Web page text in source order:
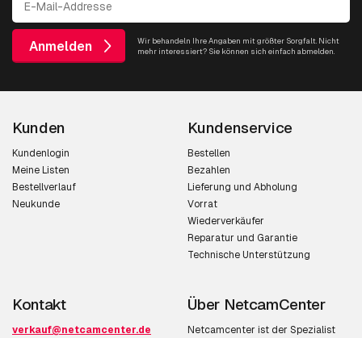
Anmelden
Wir behandeln Ihre Angaben mit größter Sorgfalt. Nicht
mehr interessiert? Sie können sich einfach abmelden.
Kunden
Kundenlogin
Meine Listen
Bestellverlauf
Neukunde
Kundenservice
Bestellen
Bezahlen
Lieferung und Abholung
Vorrat
Wiederverkäufer
Reparatur und Garantie
Technische Unterstützung
Kontakt
verkauf@netcamcenter.de
Über NetcamCenter
Netcamcenter ist der Spezialist